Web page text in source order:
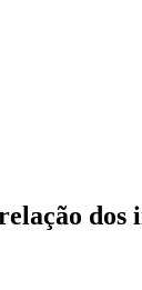
dos